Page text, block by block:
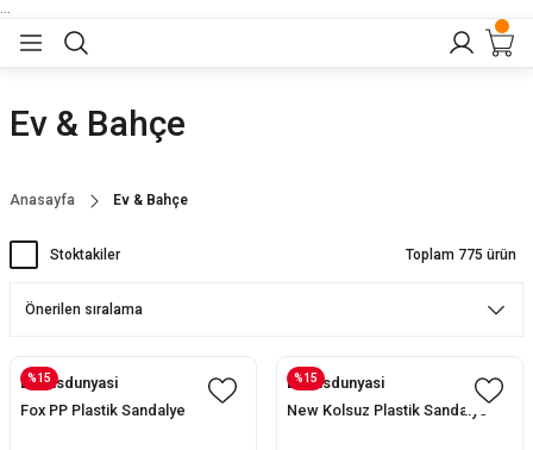
Sandalyesi
Ev & Bahçe
Anasayfa Ev & Bahçe
Stoktakiler Toplam 775 ürün
%15
Evofisdunyasi
Fox PP Plastik Sandalye
%15
Evofisdunyasi
New Kolsuz Plastik Sandalye